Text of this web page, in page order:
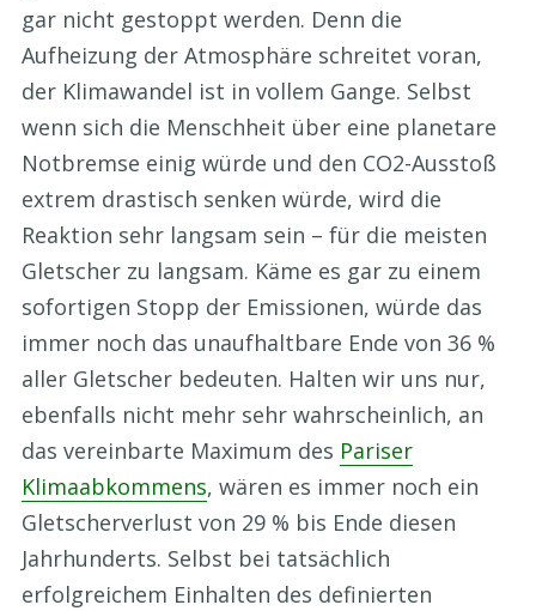
gar nicht gestoppt werden. Denn die
Aufheizung der Atmosphäre schreitet voran,
der Klimawandel ist in vollem Gange. Selbst
wenn sich die Menschheit über eine planetare
Notbremse einig würde und den CO2-Ausstoß
extrem drastisch senken würde, wird die
Reaktion sehr langsam sein – für die meisten
Gletscher zu langsam. Käme es gar zu einem
sofortigen Stopp der Emissionen, würde das
immer noch das unaufhaltbare Ende von 36 %
aller Gletscher bedeuten. Halten wir uns nur,
ebenfalls nicht mehr sehr wahrscheinlich, an
das vereinbarte Maximum des Pariser
Klimaabkommens, wären es immer noch ein
Gletscherverlust von 29 % bis Ende diesen
Jahrhunderts. Selbst bei tatsächlich
erfolgreichem Einhalten des definierten